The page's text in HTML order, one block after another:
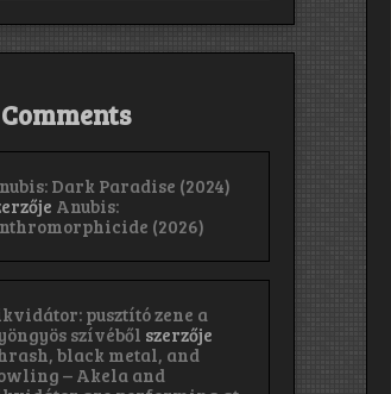
Dark Paradise (2024)
Anubis:
(2026)
pusztító zene a
szívéből szerzője
black metal, and
– Akela and